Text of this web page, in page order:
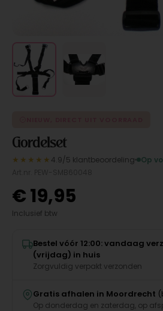
Gordelset
★★★★★ 4.9/5 klantbeoordeling
Op
€19,95
Inclusief btw
Bestel vóór 12:00: vandaag
(vrijdag) in huis
Zorgvuldig verpakt verzonden
Gratis afhalen in Moordrecht
Op donderdag en zaterdag, op